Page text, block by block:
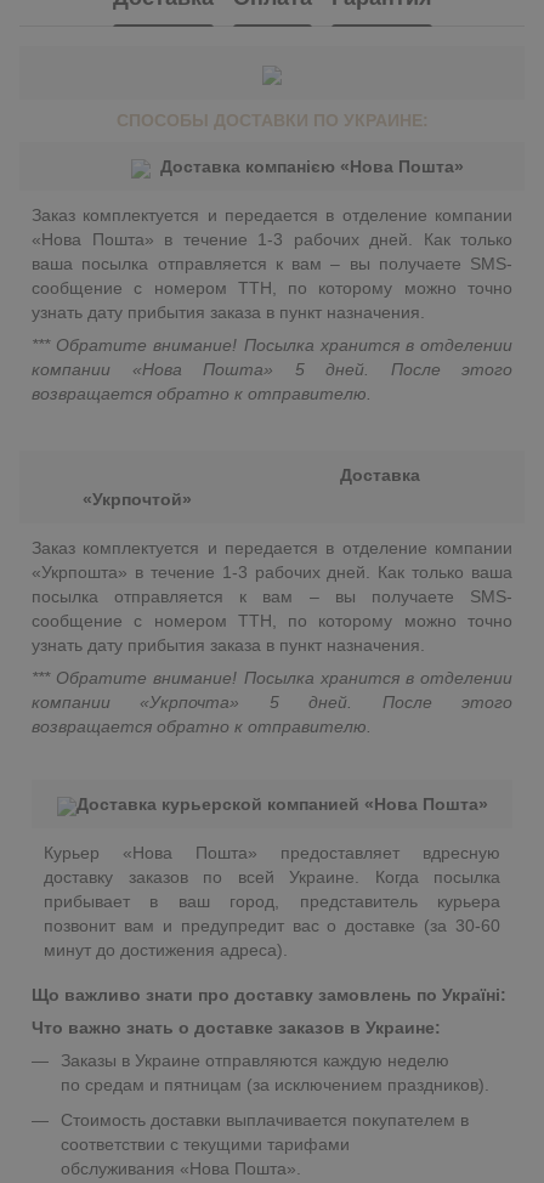
СПОСОБЫ ДОСТАВКИ ПО УКРАИНЕ:
Доставка компанією «Нова Пошта»
Заказ комплектуется и передается в отделение компании
«Нова Пошта» в течение 1-3 рабочих дней. Как только
ваша посылка отправляется к вам – вы получаете SMS-
сообщение с номером ТТН, по которому можно точно
узнать дату прибытия заказа в пункт назначения.
*** Обратите внимание! Посылка хранится в отделении
компании «Нова Пошта» 5 дней. После этого
возвращается обратно к отправителю.
Доставка
«Укрпочтой»
Заказ комплектуется и передается в отделение компании
«Укрпошта» в течение 1-3 рабочих дней. Как только ваша
посылка отправляется к вам – вы получаете SMS-
сообщение с номером ТТН, по которому можно точно
узнать дату прибытия заказа в пункт назначения.
*** Обратите внимание! Посылка хранится в отделении
компании «Укрпочта» 5 дней. После этого
возвращается обратно к отправителю.
Доставка курьерской компанией «Нова Пошта»
Курьер «Нова Пошта» предоставляет вдресную
доставку заказов по всей Украине. Когда посылка
прибывает в ваш город, представитель курьера
позвонит вам и предупредит вас о доставке (за 30-60
минут до достижения адреса).
Що важливо знати про доставку замовлень по Україні:
Что важно знать о доставке заказов в Украине:
Заказы в Украине отправляются каждую неделю
по средам и пятницам (за исключением праздников).
Стоимость доставки выплачивается покупателем в
соответствии с текущими тарифами
обслуживания «Нова Пошта».